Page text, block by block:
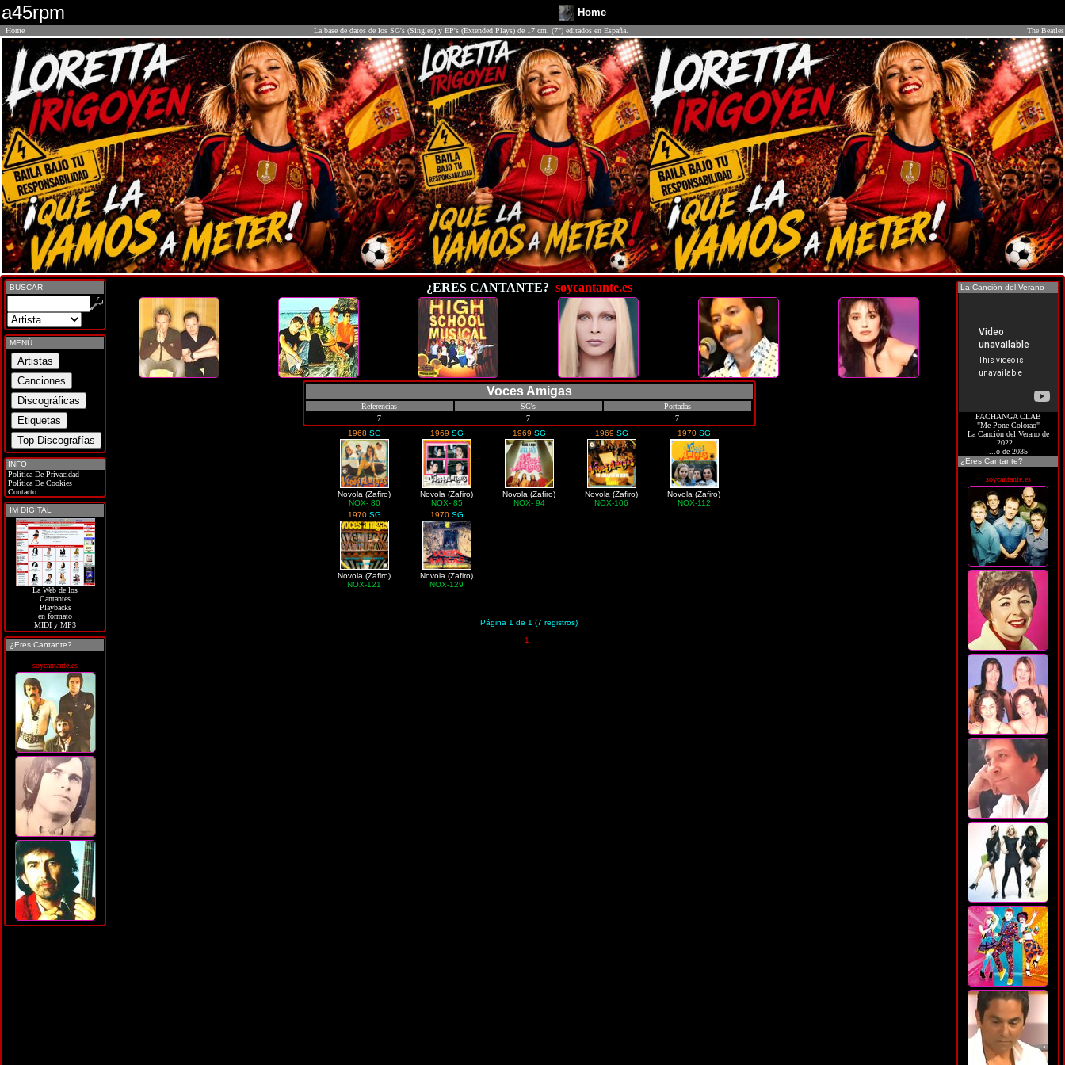
a45rpm Home
Home La base de datos de los SG's (Singles) y EP's (Extended Plays) de 17 cm. (7") editados en España. The Beatles
BUSCAR
MENÚ
INFO
Política De Privacidad
Política De Cookies
Contacto
IM DIGITAL
La Web de los
Cantantes
Playbacks
en formato
MIDI y MP3
¿Eres Cantante?
soycantante.es
¿ERES CANTANTE? soycantante.es
Voces Amigas
Referencias SG's
Portadas
7
7
7
1968 SG
Novola (Zafiro)
NOX- 80
1969 SG
Novola (Zafiro)
NOX- 85
1969 SG
Novola (Zafiro)
NOX- 94
1969 SG
Novola (Zafiro)
NOX-106
1970 SG
Novola (Zafiro)
NOX-112
1970 SG
Novola (Zafiro)
NOX-121
1970 SG
Novola (Zafiro)
NOX-129
Página 1 de 1 (7 registros)
1
La Canción del Verano
PACHANGA CLAB
"Me Pone Colorao"
La Canción del Verano de
2022...
...o de 2035
¿Eres Cantante?
soycantante.es